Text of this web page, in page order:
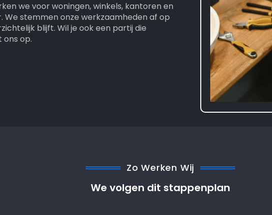
we voor woningen, winkels, kantoren en
stemmen onze werkzaamheden af op
blijft. Wil je ook een partij die
op.
Zo Werken Wij
We volgen dit stappenplan